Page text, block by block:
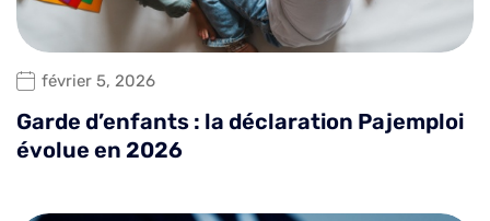
février 5, 2026
Garde d’enfants : la déclaration Pajemploi
évolue en 2026